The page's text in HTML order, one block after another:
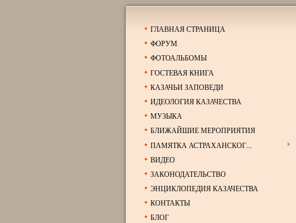
ГЛАВНАЯ СТРАНИЦА
ФОРУМ
ФОТОАЛЬБОМЫ
ГОСТЕВАЯ КНИГА
КАЗАЧЬИ ЗАПОВЕДИ
ИДЕОЛОГИЯ КАЗАЧЕСТВА
МУЗЫКА
БЛИЖАЙШИЕ МЕРОПРИЯТИЯ
ПАМЯТКА АСТРАХАНСКОГ...
ВИДЕО
ЗАКОНОДАТЕЛЬСТВО
ЭНЦИКЛОПЕДИЯ КАЗАЧЕСТВА
КОНТАКТЫ
БЛОГ